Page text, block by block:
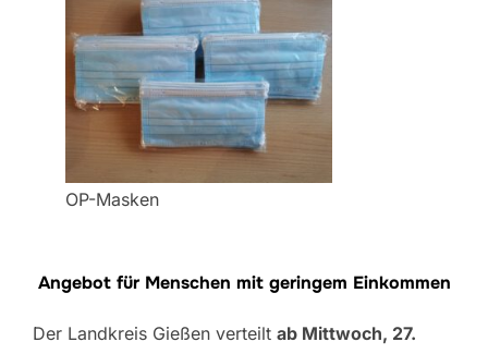
OP-Masken
Angebot für Menschen mit geringem Einkommen
Der Landkreis Gießen verteilt ab Mittwoch, 27.